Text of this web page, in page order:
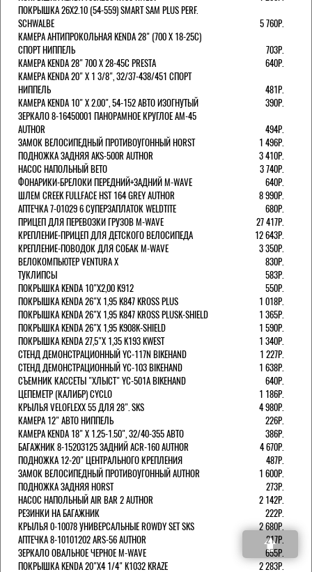
ПОКРЫШКА 26X2.10 (54-559) SMART SAM PLUS PERF.
SCHWALBE
5 760Р.
КАМЕРА АНТИПРОКОЛЬНАЯ KENDA 28" (700 Х 18-25C)
СПОРТ НИППЕЛЬ
703Р.
КАМЕРА KENDA 28" 700 Х 28-45С PRESTA
640Р.
КАМЕРА KENDA 20" Х 1 3/8", 32/37-438/451 СПОРТ
НИППЕЛЬ
481Р.
КАМЕРА KENDA 10" Х 2.00", 54-152 АВТО ИЗОГНУТЫЙ
390Р.
ЗЕРКАЛО 8-16450001 ПАНОРАМНОЕ КРУГЛОЕ AM-45
AUTHOR
494Р.
ЗАМОК ВЕЛОСИПЕДНЫЙ ПРОТИВОУГОННЫЙ HORST
1 496Р.
ПОДНОЖКА ЗАДНЯЯ AKS-500R AUTHOR
3 410Р.
НАСОС НАПОЛЬНЫЙ BETO
3 740Р.
ФОНАРИКИ-БРЕЛОКИ ПЕРЕДНИЙ+ЗАДНИЙ M-WAVE
640Р.
ШЛЕМ CREEK FULLFACE HST 164 GREY AUTHOR
8 990Р.
АПТЕЧКА 7-01029 6 СУПЕРЗАПЛАТОК WELDTITE
680Р.
ПРИЦЕП ДЛЯ ПЕРЕВОЗКИ ГРУЗОВ M-WAVE
27 417Р.
КРЕПЛЕНИЕ-ПРИЦЕП ДЛЯ ДЕТСКОГО ВЕЛОСИПЕДА
12 643Р.
КРЕПЛЕНИЕ-ПОВОДОК ДЛЯ СОБАК M-WAVE
3 350Р.
ВЕЛОКОМПЬЮТЕР VENTURA Х
830Р.
ТУКЛИПСЫ
583Р.
ПОКРЫШКА KENDA 10"Х2,00 K912
550Р.
ПОКРЫШКА KENDA 26"Х 1,95 K847 KROSS PLUS
1 018Р.
ПОКРЫШКА KENDA 26"Х 1,95 K847 KROSS PLUSK-SHIELD
1 365Р.
ПОКРЫШКА KENDA 26"Х 1,95 K908K-SHIELD
1 590Р.
ПОКРЫШКА KENDA 27,5"Х 1,35 K193 KWEST
1 340Р.
СТЕНД ДЕМОНСТРАЦИОННЫЙ YC-117N BIKEHAND
1 227Р.
СТЕНД ДЕМОНСТРАЦИОННЫЙ YC-103 BIKEHAND
1 638Р.
СЪЕМНИК КАССЕТЫ "ХЛЫСТ" YC-501A BIKEHAND
640Р.
ЦЕПЕМЕТР (КАЛИБР) CYCLO
1 186Р.
КРЫЛЬЯ VELOFLEXX 55 ДЛЯ 28". SKS
4 980Р.
КАМЕРА 12" АВТО НИППЕЛЬ
226Р.
КАМЕРА KENDA 18" Х 1.25-1.50", 32/40-355 АВТО
386Р.
БАГАЖНИК 8-15203125 ЗАДНИЙ ACR-160 AUTHOR
4 670Р.
ПОДНОЖКА 12-20" ЦЕНТРАЛЬНОГО КРЕПЛЕНИЯ
487Р.
ЗАМОК ВЕЛОСИПЕДНЫЙ ПРОТИВОУГОННЫЙ AUTHOR
1 600Р.
ПОДНОЖКА ЗАДНЯЯ HORST
273Р.
НАСОС НАПОЛЬНЫЙ AIR BAR 2 AUTHOR
2 142Р.
РЕЗИНКИ НА БАГАЖНИК
222Р.
КРЫЛЬЯ 0-10078 УНИВЕРСАЛЬНЫЕ ROWDY SET SKS
2 680Р.
АПТЕЧКА 8-10101202 ARS-56 AUTHOR
217Р.
ЗЕРКАЛО ОВАЛЬНОЕ ЧЕРНОЕ M-WAVE
655Р.
ПОКРЫШКА KENDA 20"Х4 1/4" K1032 KRAZE
2 283Р.